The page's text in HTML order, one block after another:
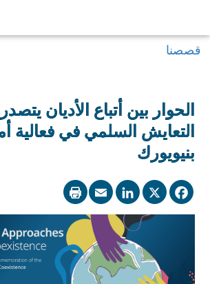
قصصنا
الحوار بين أتباع الأديان
التعايش السلمي في فعالية
بنيويورك
Facebook
X
LinkedIn
Email